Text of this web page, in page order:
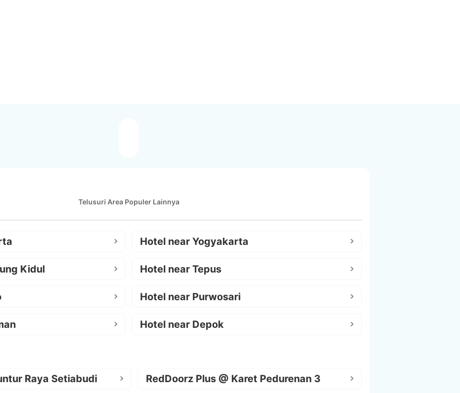
Telusuri Area Populer Lainnya
Hotel near Yogyakarta
Kidul Hotel near Tepus
Hotel near Purwosari
Hotel near Depok
Raya Setiabudi RedDoorz Plus @ Karet Pedurenan 3